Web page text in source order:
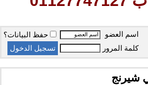
اسم العضو
حفظ البيانات؟
كلمة المرور
شيرنج